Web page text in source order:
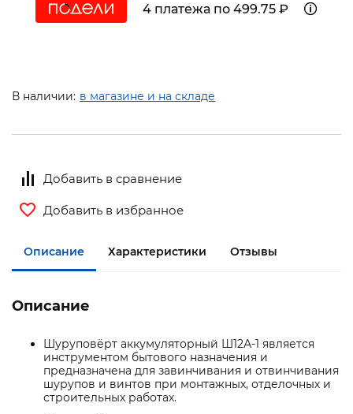
4 платежа по 499.75 ₽
В наличии: в магазине и на складе
Добавить в сравнение
Добавить в избранное
Описание Характеристики Отзывы
Описание
Шуруповёрт аккумуляторный Ш12А-1 является
инструментом бытового назначения и
предназначена для завинчивания и отвинчивания
шурупов и винтов при монтажных, отделочных и
строительных работах.